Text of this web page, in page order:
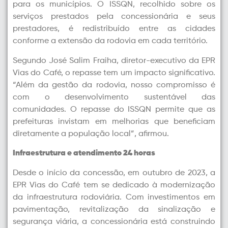
para os municípios. O ISSQN, recolhido sobre os
serviços prestados pela concessionária e seus
prestadores, é redistribuído entre as cidades
conforme a extensão da rodovia em cada território.
Segundo José Salim Fraiha, diretor-executivo da EPR
Vias do Café, o repasse tem um impacto significativo.
“Além da gestão da rodovia, nosso compromisso é
com o desenvolvimento sustentável das
comunidades. O repasse do ISSQN permite que as
prefeituras invistam em melhorias que beneficiam
diretamente a população local”, afirmou.
Infraestrutura e atendimento 24 horas
Desde o início da concessão, em outubro de 2023, a
EPR Vias do Café tem se dedicado à modernização
da infraestrutura rodoviária. Com investimentos em
pavimentação, revitalização da sinalização e
segurança viária, a concessionária está construindo